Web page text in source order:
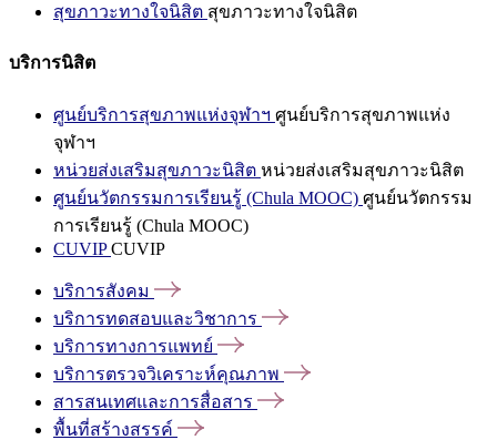
สุขภาวะทางใจนิสิต สุขภาวะทางใจนิสิต
บริการนิสิต
ศูนย์บริการสุขภาพแห่งจุฬาฯ ศูนย์บริการสุขภาพแห่ง
จุฬาฯ
หน่วยส่งเสริมสุขภาวะนิสิต หน่วยส่งเสริมสุขภาวะนิสิต
ศูนย์นวัตกรรมการเรียนรู้ (Chula MOOC) ศูนย์นวัตกรรม
การเรียนรู้ (Chula MOOC)
CUVIPCUVIP
บริการสังคม
บริการทดสอบและวิชาการ
บริการทางการแพทย์
บริการตรวจวิเคราะห์คุณภาพ
สารสนเทศและการสื่อสาร
พื้นที่สร้างสรรค์